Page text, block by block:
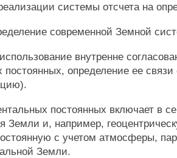
системы отсчета на
современной Земной
внутренне
определение ее
постоянных включает в
Земли и, например,
с учетом атмосферы,
Земли.